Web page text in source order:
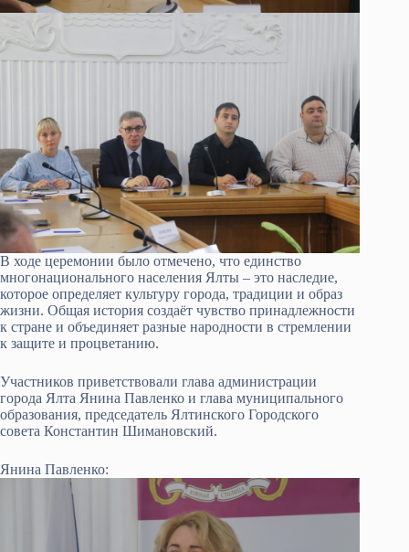
В ходе церемонии было отмечено, что единство
многонационального населения Ялты – это наследие,
которое определяет культуру города, традиции и образ
жизни. Общая история создаёт чувство принадлежности
к стране и объединяет разные народности в стремлении
к защите и процветанию.
Участников приветствовали глава администрации
города Ялта Янина Павленко и глава муниципального
образования, председатель Ялтинского Городского
совета Константин Шимановский.
Янина Павленко: